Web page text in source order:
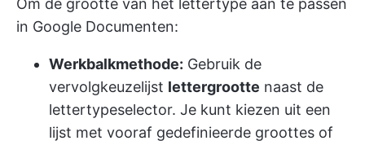
in Google Documenten:
Werkbalkmethode: Gebruik de
vervolgkeuzelijst lettergrootte naast de
lettertypeselector. Je kunt kiezen uit een
lijst met vooraf gedefinieerde groottes of